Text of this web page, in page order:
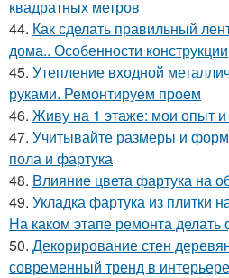
квадратных метров
44. Как сделать правильный
дома.. Особенности конструкции
45. Утепление входной
руками. Ремонтируем проем
46. Живу на 1 этаже: мои опыт и
47. Учитывайте размеры и
пола и фартука
48. Влияние цвета фартука на
49. Укладка фартука из плитки
На каком этапе ремонта делать
50. Декорирование стен
современный тренд в интерьере